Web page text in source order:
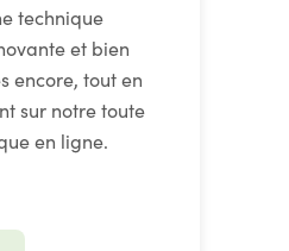
technique
et bien
encore, tout en
sur notre toute
en ligne.